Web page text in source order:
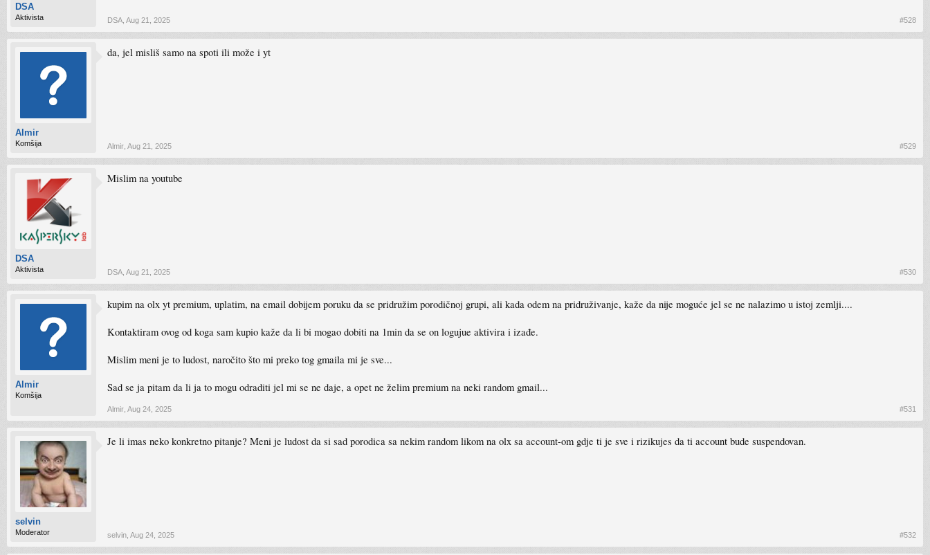
DSA
Aktivista DSA Aug 21, 2025 #528
Almir
Komšija
da, jel misliš samo na spoti ili može i yt
Almir Aug 21, 2025 #529
DSA
Aktivista
Mislim na youtube
DSA Aug 21, 2025 #530
Almir
Komšija
kupim na olx yt premium, uplatim, na email dobijem poruku da se pridružim porodičnoj grupi, ali kada odem na pridruživanje, kaže da nije moguće jel se ne nalazimo u istoj zemlji....
Kontaktiram ovog od koga sam kupio kaže da li bi mogao dobiti na 1min da se on logujue aktivira i izađe.
Mislim meni je to ludost, naročito što mi preko tog gmaila mi je sve...
Sad se ja pitam da li ja to mogu odraditi jel mi se ne daje, a opet ne želim premium na neki random gmail...
Almir Aug 24, 2025 #531
selvin
Moderator
Je li imas neko konkretno pitanje? Meni je ludost da si sad porodica sa nekim random likom na olx sa account-om gdje ti je sve i rizikujes da ti account bude suspendovan.
selvin Aug 24, 2025 #532